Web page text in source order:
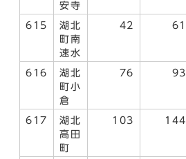
安寺
615
湖北
町南
速水
42 61
616
湖北
町小
倉
76 93
617
湖北
高田
町
103 144